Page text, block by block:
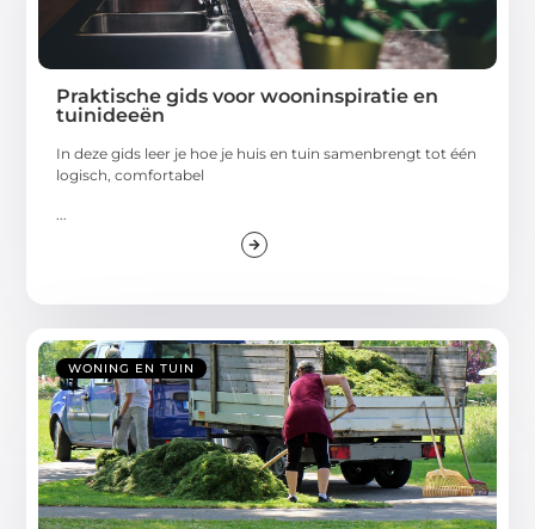
Praktische gids voor wooninspiratie en
tuinideeën
In deze gids leer je hoe je huis en tuin samenbrengt tot één
logisch, comfortabel
WONING EN TUIN